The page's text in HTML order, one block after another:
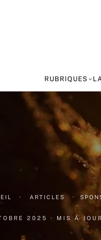
RUBRIQUES
· ARTICLES ·
2025 · MIS À